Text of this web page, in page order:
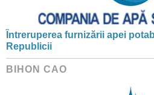
Întreruperea furnizării apei
Republicii
BIHON CAO